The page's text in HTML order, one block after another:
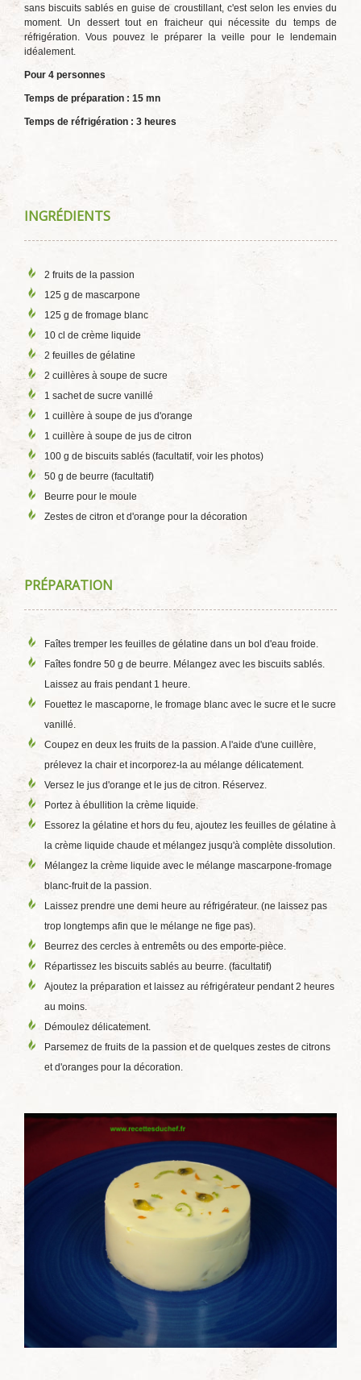
sans biscuits sablés en guise de croustillant, c'est selon les envies du
moment. Un dessert tout en fraicheur qui nécessite du temps de
réfrigération. Vous pouvez le préparer la veille pour le lendemain
idéalement.
Pour 4 personnes
Temps de préparation : 15 mn
Temps de réfrigération : 3 heures
INGRÉDIENTS
2 fruits de la passion
125 g de mascarpone
125 g de fromage blanc
10 cl de crème liquide
2 feuilles de gélatine
2 cuillères à soupe de sucre
1 sachet de sucre vanillé
1 cuillère à soupe de jus d'orange
1 cuillère à soupe de jus de citron
100 g de biscuits sablés (facultatif, voir les photos)
50 g de beurre (facultatif)
Beurre pour le moule
Zestes de citron et d'orange pour la décoration
PRÉPARATION
Faîtes tremper les feuilles de gélatine dans un bol d'eau froide.
Faîtes fondre 50 g de beurre. Mélangez avec les biscuits sablés.
Laissez au frais pendant 1 heure.
Fouettez le mascaporne, le fromage blanc avec le sucre et le sucre
vanillé.
Coupez en deux les fruits de la passion. A l'aide d'une cuillère,
prélevez la chair et incorporez-la au mélange délicatement.
Versez le jus d'orange et le jus de citron. Réservez.
Portez à ébullition la crème liquide.
Essorez la gélatine et hors du feu, ajoutez les feuilles de gélatine à
la crème liquide chaude et mélangez jusqu'à complète dissolution.
Mélangez la crème liquide avec le mélange mascarpone-fromage
blanc-fruit de la passion.
Laissez prendre une demi heure au réfrigérateur. (ne laissez pas
trop longtemps afin que le mélange ne fige pas).
Beurrez des cercles à entremêts ou des emporte-pièce.
Répartissez les biscuits sablés au beurre. (facultatif)
Ajoutez la préparation et laissez au réfrigérateur pendant 2 heures
au moins.
Démoulez délicatement.
Parsemez de fruits de la passion et de quelques zestes de citrons
et d'oranges pour la décoration.